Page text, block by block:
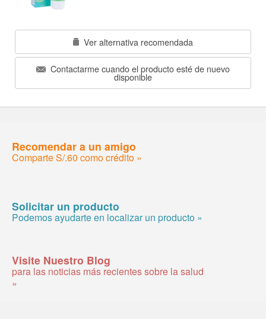
Ver alternativa recomendada
Contactarme cuando el producto esté de nuevo
disponible
Recomendar a un amigo
Comparte S/.60 como crédito »
Solicitar un producto
Podemos ayudarte en localizar un producto »
Visite Nuestro Blog
para las noticias más recientes sobre la salud
»